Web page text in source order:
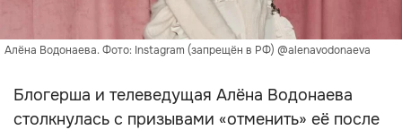
Алёна Водонаева. Фото: Instagram (запрещён в РФ) @alenavodonaeva
Блогерша и телеведущая Алёна Водонаева
столкнулась с призывами «отменить» её после